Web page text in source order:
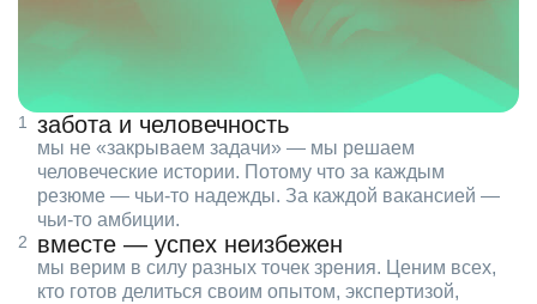
забота и человечность
мы не «закрываем задачи» — мы решаем
человеческие истории. Потому что за каждым
резюме — чьи‑то надежды. За каждой вакансией —
чьи‑то амбиции.
вместе — успех неизбежен
мы верим в силу разных точек зрения. Ценим всех,
кто готов делиться своим опытом, экспертизой,